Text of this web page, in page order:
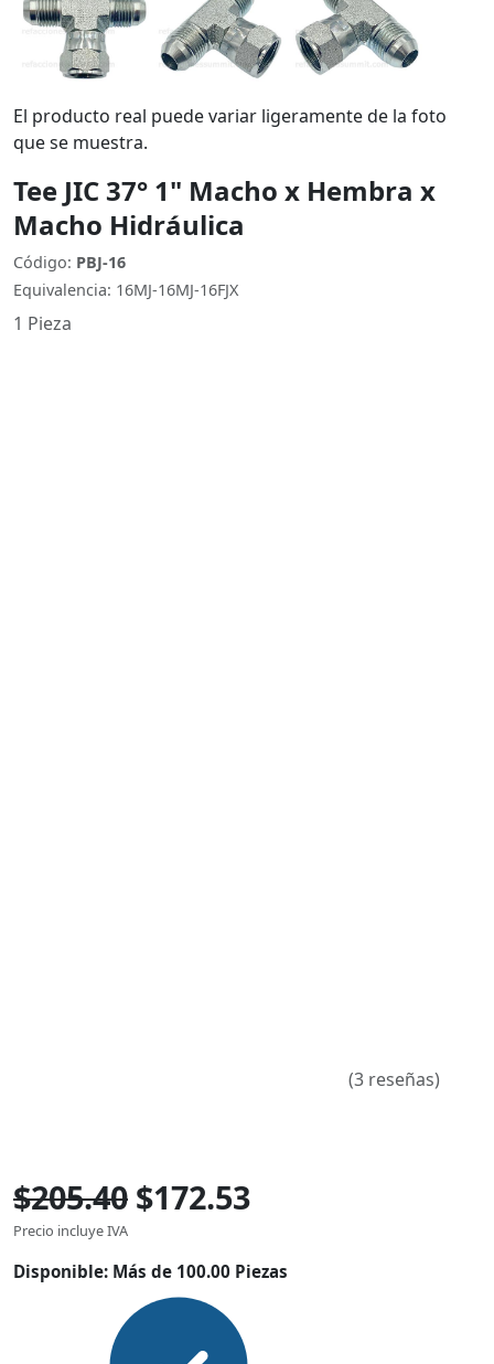
El producto real puede variar ligeramente de la foto
que se muestra.
Tee JIC 37° 1" Macho x Hembra x
Macho Hidráulica
Código: PBJ-16
Equivalencia: 16MJ-16MJ-16FJX
1 Pieza
(3 reseñas)
$205.40 $172.53
Precio incluye IVA
Disponible: Más de 100.00 Piezas